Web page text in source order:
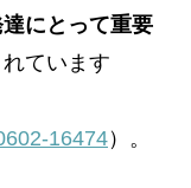
にとって重要
ています
16474）。